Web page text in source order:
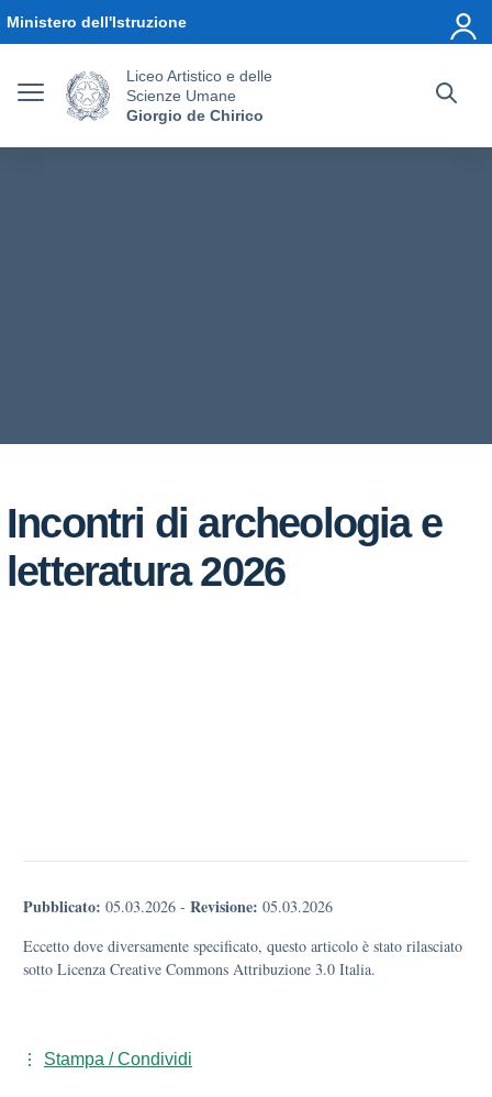
Ministero dell'Istruzione
Liceo Artistico e delle
Scienze Umane
Giorgio de Chirico
Incontri di archeologia e
letteratura 2026
Pubblicato: 05.03.2026 - Revisione: 05.03.2026
Eccetto dove diversamente specificato, questo articolo è stato rilasciato
sotto Licenza Creative Commons Attribuzione 3.0 Italia.
Stampa / Condividi